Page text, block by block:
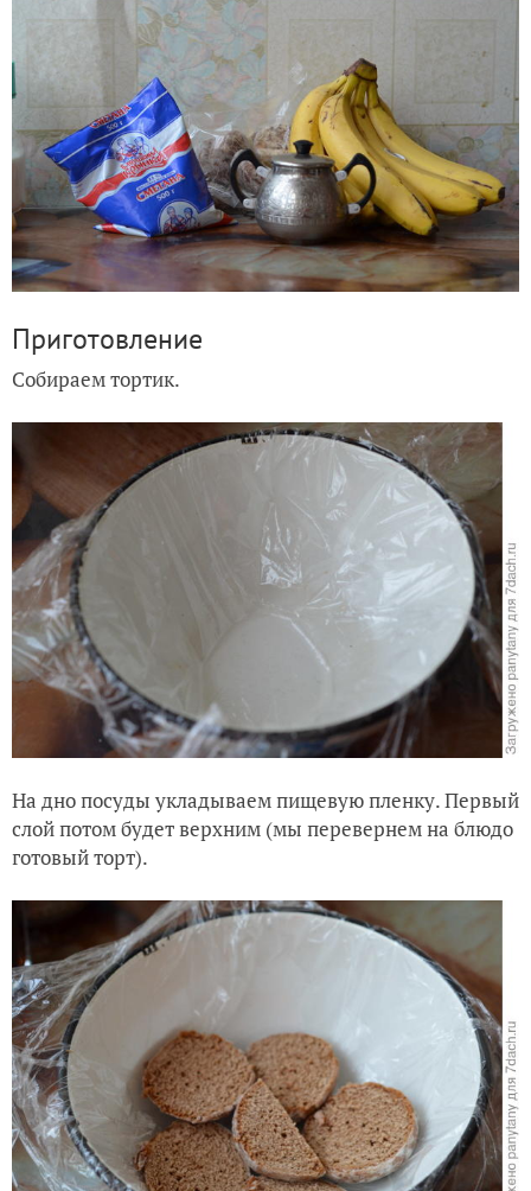
Приготовление
Собираем тортик.
На дно посуды укладываем пищевую пленку. Первый
слой потом будет верхним (мы перевернем на блюдо
готовый торт).